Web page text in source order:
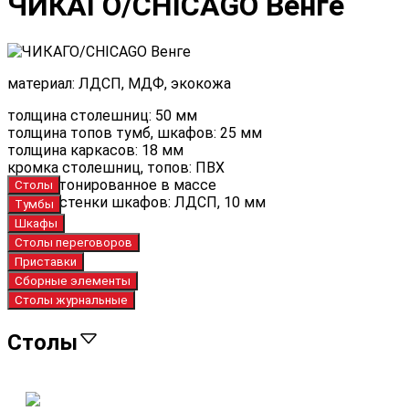
материал: ЛДСП, МДФ, экокожа
толщина столешниц: 50 мм
толщина топов тумб, шкафов: 25 мм
толщина каркасов: 18 мм
кромка столешниц, топов: ПВХ
стекло тонированное в массе
задние стенки шкафов: ЛДСП, 10 мм
Столы
Тумбы
Шкафы
Столы переговоров
Приставки
Сборные элементы
Столы журнальные
Столы